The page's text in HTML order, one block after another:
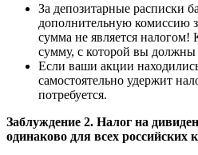
За депозитарные расписки
дополнительную комиссию
сумма не является налогом!
сумму, с которой вы должны
Если ваши акции
самостоятельно удержит
потребуется.
Заблуждение 2. Налог на
одинаково для всех российских